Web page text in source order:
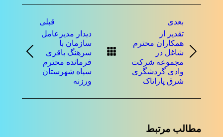
نوشته
قبلی
نوشته
دیدار مدیرعامل
سازمان با
سرهنگ باقری
فرمانده محترم
سپاه شهرستان
ورزنه
بعدی
نوشته
بعدی:
تقدیر از
همکاران محترم
شاغل در
مجموعه شرکت
وادی گردشگری
شرق پاراتاک
مطالب مرتبط